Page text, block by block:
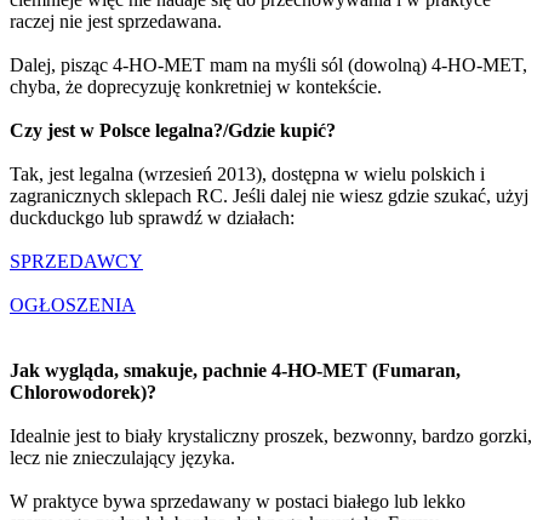
raczej nie jest sprzedawana.
Dalej, pisząc 4-HO-MET mam na myśli sól (dowolną) 4-HO-MET,
chyba, że doprecyzuję konkretniej w kontekście.
Czy jest w Polsce legalna?/Gdzie kupić?
Tak, jest legalna (wrzesień 2013), dostępna w wielu polskich i
zagranicznych sklepach RC. Jeśli dalej nie wiesz gdzie szukać, użyj
duckduckgo lub sprawdź w działach:
SPRZEDAWCY
OGŁOSZENIA
Jak wygląda, smakuje, pachnie 4-HO-MET (Fumaran,
Chlorowodorek)?
Idealnie jest to biały krystaliczny proszek, bezwonny, bardzo gorzki,
lecz nie znieczulający języka.
W praktyce bywa sprzedawany w postaci białego lub lekko